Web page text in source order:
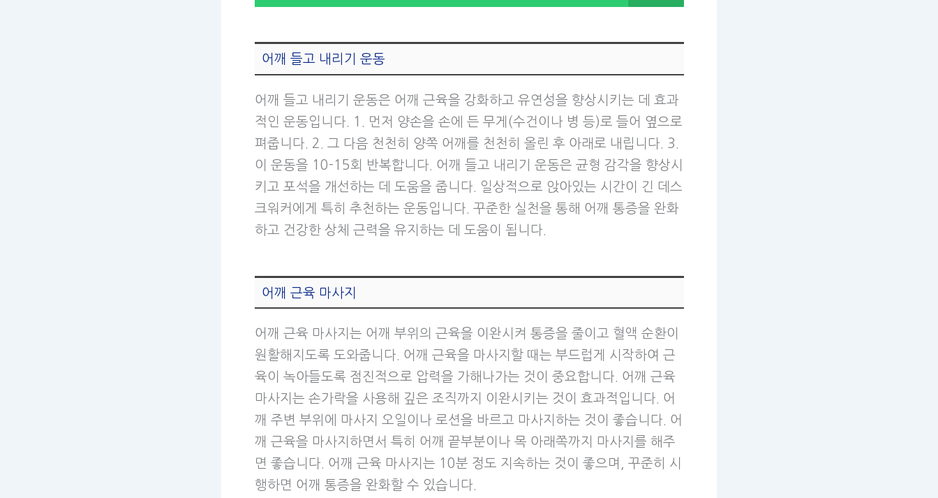
어깨 들고 내리기 운동
어깨 들고 내리기 운동은 어깨 근육을 강화하고 유연성을 향상시키는 데 효과
적인 운동입니다. 1. 먼저 양손을 손에 든 무게(수건이나 병 등)로 들어 옆으로
펴줍니다. 2. 그 다음 천천히 양쪽 어깨를 천천히 올린 후 아래로 내립니다. 3.
이 운동을 10-15회 반복합니다. 어깨 들고 내리기 운동은 균형 감각을 향상시
키고 포석을 개선하는 데 도움을 줍니다. 일상적으로 앉아있는 시간이 긴 데스
크워커에게 특히 추천하는 운동입니다. 꾸준한 실천을 통해 어깨 통증을 완화
하고 건강한 상체 근력을 유지하는 데 도움이 됩니다.
어깨 근육 마사지
어깨 근육 마사지는 어깨 부위의 근육을 이완시켜 통증을 줄이고 혈액 순환이
원활해지도록 도와줍니다. 어깨 근육을 마사지할 때는 부드럽게 시작하여 근
육이 녹아들도록 점진적으로 압력을 가해나가는 것이 중요합니다. 어깨 근육
마사지는 손가락을 사용해 깊은 조직까지 이완시키는 것이 효과적입니다. 어
깨 주변 부위에 마사지 오일이나 로션을 바르고 마사지하는 것이 좋습니다. 어
깨 근육을 마사지하면서 특히 어깨 끝부분이나 목 아래쪽까지 마사지를 해주
면 좋습니다. 어깨 근육 마사지는 10분 정도 지속하는 것이 좋으며, 꾸준히 시
행하면 어깨 통증을 완화할 수 있습니다.